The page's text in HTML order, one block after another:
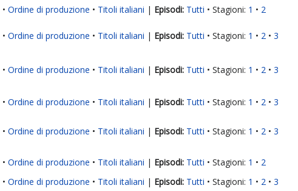
Ordine di produzione Titoli italiani | Tutti Stagioni: 1 2
Ordine di produzione Titoli italiani | Tutti Stagioni: 1 2
3
Ordine di produzione Titoli italiani | Tutti Stagioni: 1 2
3
Ordine di produzione Titoli italiani | Tutti Stagioni: 1 2
3
Ordine di produzione Titoli italiani | Tutti Stagioni: 1 2
3
Ordine di produzione Titoli italiani | Tutti Stagioni: 1
2
Ordine di produzione Titoli italiani | Tutti Stagioni: 1 2
3